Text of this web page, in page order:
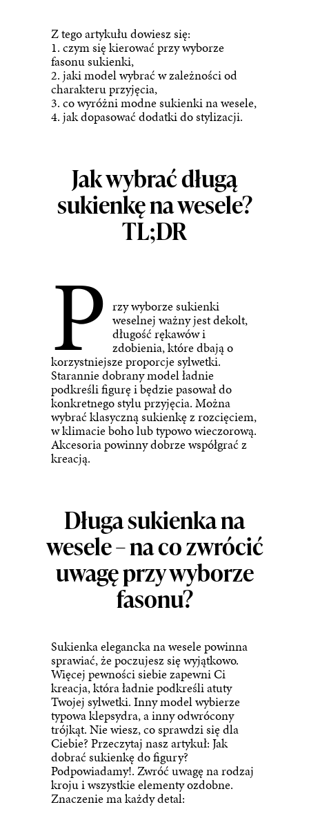
Z tego artykułu dowiesz się:
1. czym się kierować przy wyborze
fasonu sukienki,
2. jaki model wybrać w zależności od
charakteru przyjęcia,
3. co wyróżni modne sukienki na wesele,
4. jak dopasować dodatki do stylizacji.
Jak wybrać długą
sukienkę na wesele?
TL;DR
P rzy wyborze sukienki
weselnej ważny jest dekolt,
długość rękawów i
zdobienia, które dbają o
korzystniejsze proporcje sylwetki.
Starannie dobrany model ładnie
podkreśli figurę i będzie pasował do
konkretnego stylu przyjęcia. Można
wybrać klasyczną sukienkę z rozcięciem,
w klimacie boho lub typowo wieczorową.
Akcesoria powinny dobrze współgrać z
kreacją.
Długa sukienka na
wesele – na co zwrócić
uwagę przy wyborze
fasonu?
Sukienka elegancka na wesele powinna
sprawiać, że poczujesz się wyjątkowo.
Więcej pewności siebie zapewni Ci
kreacja, która ładnie podkreśli atuty
Twojej sylwetki. Inny model wybierze
typowa klepsydra, a inny odwrócony
trójkąt. Nie wiesz, co sprawdzi się dla
Ciebie? Przeczytaj nasz artykuł: Jak
dobrać sukienkę do figury?
Podpowiadamy!. Zwróć uwagę na rodzaj
kroju i wszystkie elementy ozdobne.
Znaczenie ma każdy detal: